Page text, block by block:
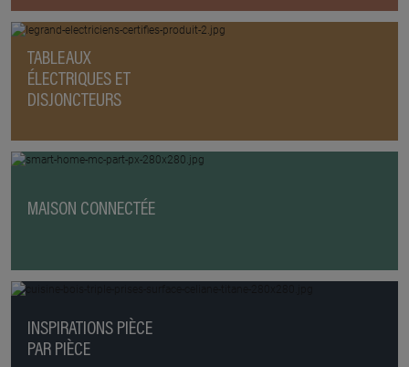
TABLEAUX
ÉLECTRIQUES ET
DISJONCTEURS
MAISON CONNECTÉE
INSPIRATIONS PIÈCE
PAR PIÈCE